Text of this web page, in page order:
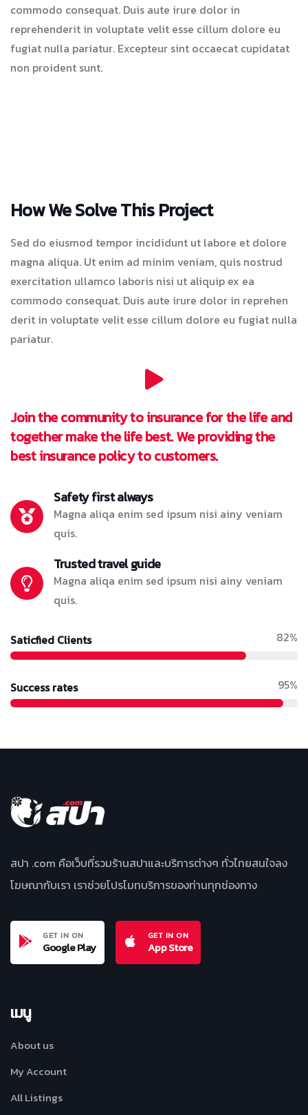
commodo consequat. Duis aute irure dolor in
reprehenderit in voluptate velit esse cillum dolore eu
fugiat nulla pariatur. Excepteur sint occaecat cupidatat
non proident sunt.
How We Solve This Project
Sed do eiusmod tempor incididunt ut labore et dolore
magna aliqua. Ut enim ad minim veniam, quis nostrud
exercitation ullamco laboris nisi ut aliquip ex ea
commodo consequat. Duis aute irure dolor in reprehen
derit in voluptate velit esse cillum dolore eu fugiat nulla
pariatur.
Join the community to insurance for the life and
together make the life best. We providing the
best insurance policy to customers.
Safety first always
Magna aliqa enim sed ipsum nisi ainy veniam
quis.
Trusted travel guide
Magna aliqa enim sed ipsum nisi ainy veniam
quis.
Saticfied Clients 82%
Success rates 95%
สปา .com คือเว็บที่รวมร้านสปาและบริการต่างๆ ทั่วไทยสนใจลง
โฆษณากับเรา เราช่วยโปรโมทบริการของท่านทุกช่องทาง
GET IN ON
Google Play
GET IN ON
App Store
เมนู
About us
My Account
All Listings